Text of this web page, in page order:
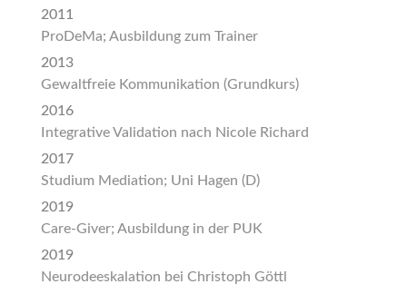
2011
ProDeMa; Ausbildung zum Trainer
2013
Gewaltfreie Kommunikation (Grundkurs)
2016
Integrative Validation nach Nicole Richard
2017
Studium Mediation; Uni Hagen (D)
2019
Care-Giver; Ausbildung in der PUK
2019
Neurodeeskalation bei Christoph Göttl